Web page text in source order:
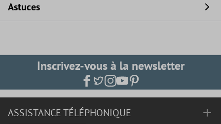
Astuces
Inscrivez-vous à la newsletter
ASSISTANCE TÉLÉPHONIQUE